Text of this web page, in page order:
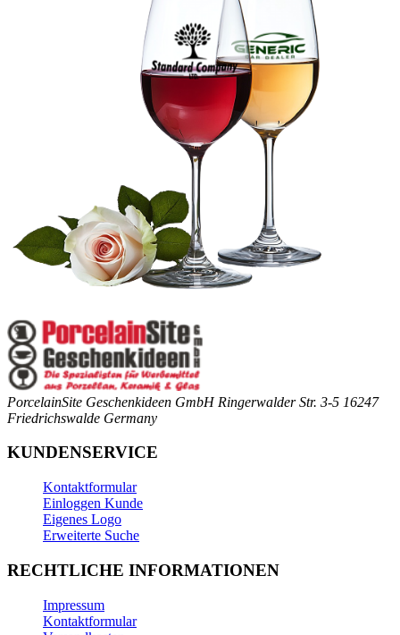
PorcelainSite Geschenkideen GmbH Ringerwalder Str. 3-5 16247
Friedrichswalde Germany
KUNDENSERVICE
Kontaktformular
Einloggen Kunde
Eigenes Logo
Erweiterte Suche
RECHTLICHE INFORMATIONEN
Impressum
Kontaktformular